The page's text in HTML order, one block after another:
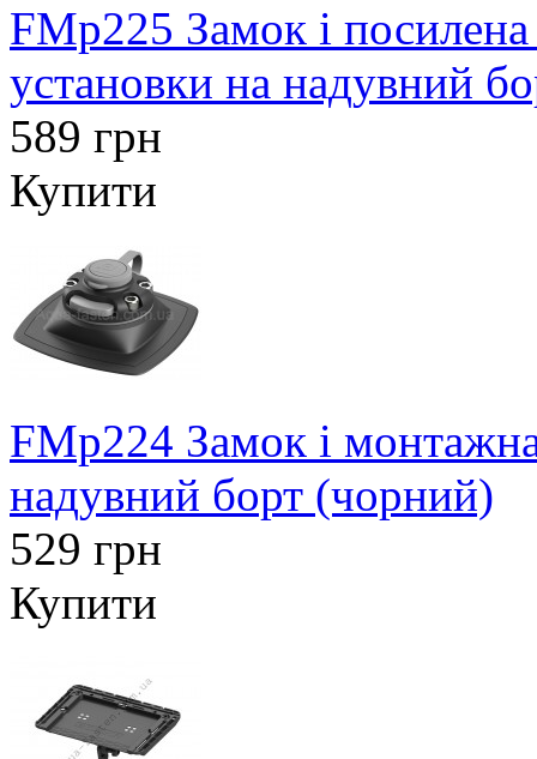
FMp225 Замок і
установки на надувний
589 грн
Купити
FMp224 Замок і
надувний борт (чорний)
529 грн
Купити